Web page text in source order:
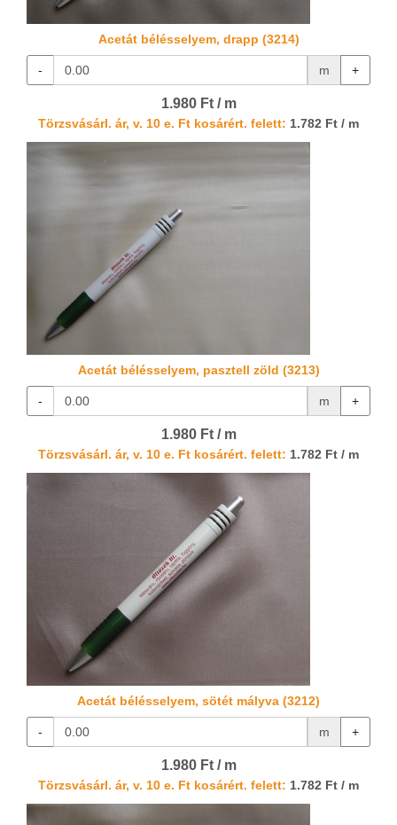
Acetát bélésselyem, drapp (3214)
- m +
1.980 Ft / m
Törzsvásárl. ár, v. 10 e. Ft kosárért. felett: 1.782 Ft / m
Acetát bélésselyem, pasztell zöld (3213)
- m +
1.980 Ft / m
Törzsvásárl. ár, v. 10 e. Ft kosárért. felett: 1.782 Ft / m
Acetát bélésselyem, sötét mályva (3212)
- m +
1.980 Ft / m
Törzsvásárl. ár, v. 10 e. Ft kosárért. felett: 1.782 Ft / m